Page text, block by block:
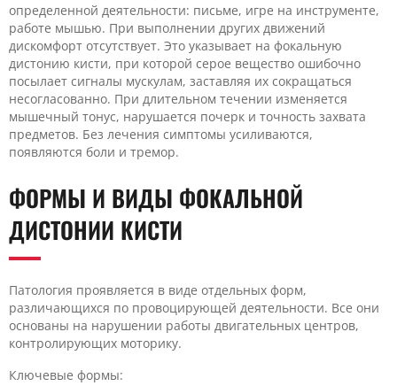
определенной деятельности: письме, игре на инструменте,
работе мышью. При выполнении других движений
дискомфорт отсутствует. Это указывает на фокальную
дистонию кисти, при которой серое вещество ошибочно
посылает сигналы мускулам, заставляя их сокращаться
несогласованно. При длительном течении изменяется
мышечный тонус, нарушается почерк и точность захвата
предметов. Без лечения симптомы усиливаются,
появляются боли и тремор.
ФОРМЫ И ВИДЫ ФОКАЛЬНОЙ
ДИСТОНИИ КИСТИ
Патология проявляется в виде отдельных форм,
различающихся по провоцирующей деятельности. Все они
основаны на нарушении работы двигательных центров,
контролирующих моторику.
Ключевые формы: